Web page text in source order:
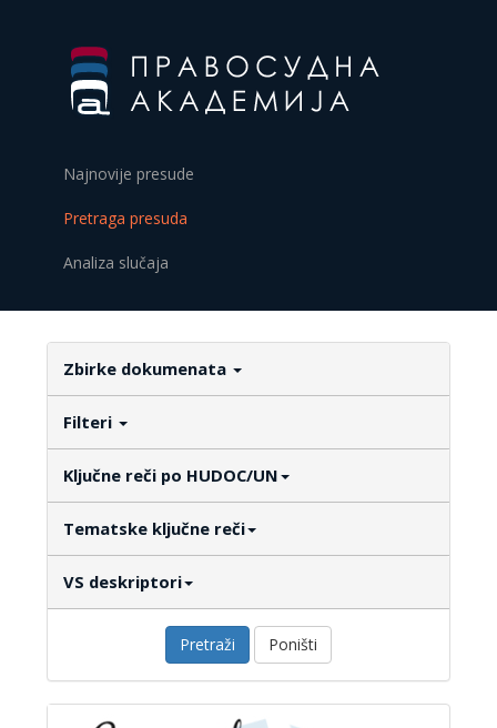
Najnovije presude
Pretraga presuda
Analiza slučaja
Zbirke dokumenata
Filteri
Ključne reči po HUDOC/UN
Tematske ključne reči
VS deskriptori
Pretraži Poništi